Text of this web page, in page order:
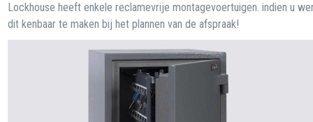
Lockhouse heeft enkele reclamevrije montagevoertuigen. indien u
dit kenbaar te maken bij het plannen van de afspraak!